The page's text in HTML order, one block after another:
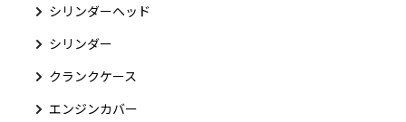
シリンダーヘッド
シリンダー
クランクケース
エンジンカバー